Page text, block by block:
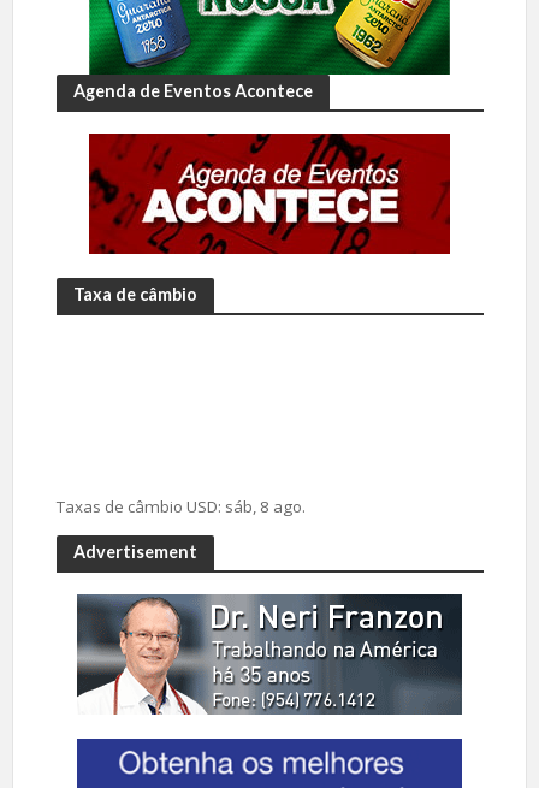
Agenda de Eventos Acontece
Taxa de câmbio
Taxas de câmbio USD: sáb, 8 ago.
Advertisement